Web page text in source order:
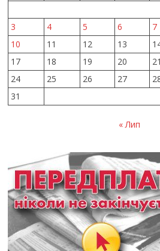
3
4 5 6 7
10
11 12 13
17
18 19 20 21
24
25 26 27
31
« Лип